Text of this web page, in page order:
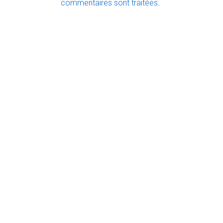
commentaires sont traitées